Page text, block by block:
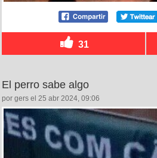
31
El perro sabe algo
por gers el 25 abr 2024, 09:06